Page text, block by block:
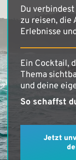
Du
zu reisen, die
Erlebnisse
Ein Cocktail,
Thema
und deine
So schaffst
Jetzt